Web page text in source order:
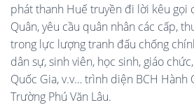
phát thanh Huế truyền đi lời kêu gọi
Quân, yêu cầu quân nhân các cấp,
trong lực lượng tranh đấu chống
dân sự, sinh viên, học sinh, giáo
Quốc Gia, v.v… trình diện BCH Hành
Trường Phú Văn Lâu.